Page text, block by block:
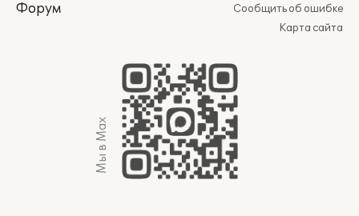
Форум
Сообщить об ошибке
Карта сайта
Мы в Max